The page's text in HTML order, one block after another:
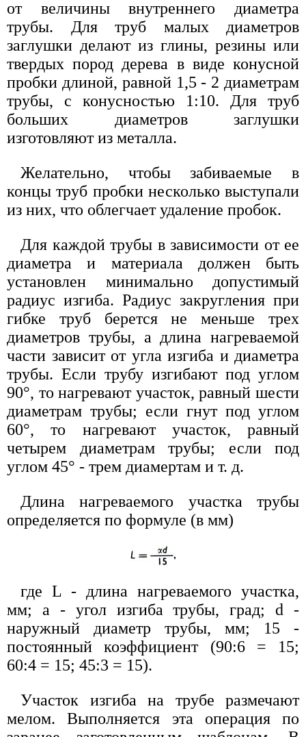
от величины внутреннего диаметра
трубы. Для труб малых диаметров
заглушки делают из глины, резины или
твердых пород дерева в виде конусной
пробки длиной, равной 1,5 - 2 диаметрам
трубы, с конусностью 1:10. Для труб
больших диаметров заглушки
изготовляют из металла.
Желательно, чтобы забиваемые в
концы труб пробки несколько выступали
из них, что облегчает удаление пробок.
Для каждой трубы в зависимости от ее
диаметра и материала должен быть
установлен минимально допустимый
радиус изгиба. Радиус закругления при
гибке труб берется не меньше трех
диаметров трубы, а длина нагреваемой
части зависит от угла изгиба и диаметра
трубы. Если трубу изгибают под углом
90°, то нагревают участок, равный шести
диаметрам трубы; если гнут под углом
60°, то нагревают участок, равный
четырем диаметрам трубы; если под
углом 45° - трем диамертам и т. д.
Длина нагреваемого участка трубы
определяется по формуле (в мм)
где L - длина нагреваемого участка,
мм; а - угол изгиба трубы, град; d -
наружный диаметр трубы, мм; 15 -
постоянный коэффициент (90:6 = 15;
60:4 = 15; 45:3 = 15).
Участок изгиба на трубе размечают
мелом. Выполняется эта операция по